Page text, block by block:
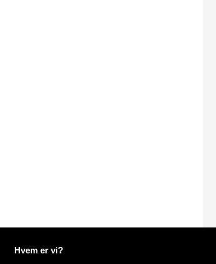
Flere oplysninger på Mailo
Hvem er vi?